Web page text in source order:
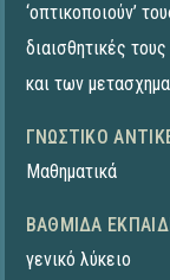
‘οπτικοποιούν’
διαισθητικές
και των
ΓΝΩΣΤΙΚΌ
Μαθηματικά
ΒΑΘΜΊΔΑ
γενικό λύκειο